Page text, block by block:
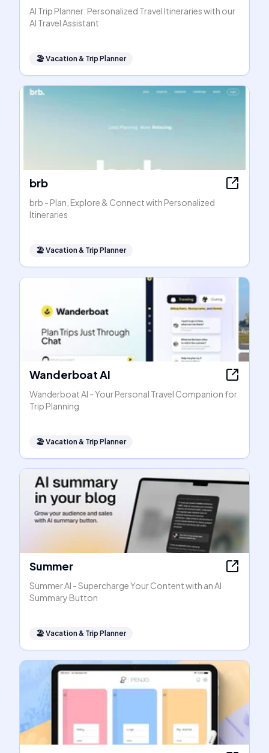
AI Trip Planner: Personalized Travel Itineraries with our
AI Travel Assistant
🏖Vacation & Trip Planner
brb
brb - Plan, Explore & Connect with Personalized
Itineraries
🏖Vacation & Trip Planner
Wanderboat AI
Wanderboat AI - Your Personal Travel Companion for
Trip Planning
🏖Vacation & Trip Planner
Summer
Summer AI - Supercharge Your Content with an AI
Summary Button
🏖Vacation & Trip Planner